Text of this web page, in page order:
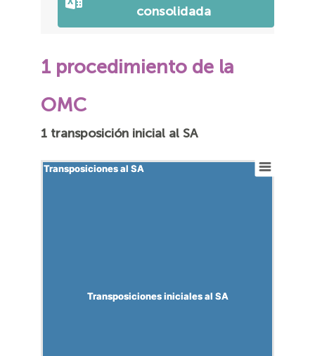
consolidada
1 procedimiento de la
OMC
1 transposición inicial al SA
Transposiciones al SA
Transposiciones al SA
Transposiciones iniciales al SA
Transposiciones iniciales al SA